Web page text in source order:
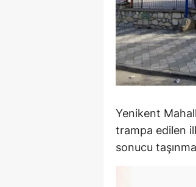
Yenikent
trampa edilen
sonucu